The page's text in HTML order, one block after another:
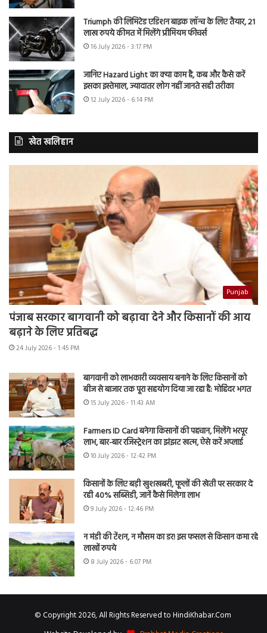
Triumph की लिमिटेड एडिशन बाइक लॉन्च के लिए तैयार, 21
लाख रुपये कीमत में मिलेंगे प्रीमियम फीचर्स
16 July 2026 - 3:17 PM
जानिए Hazard Light का क्या काम है, कब और कैसे करें
इसका इस्तेमाल, ज्यादातर लोग नहीं जानते सही तरीका
12 July 2026 - 6:14 PM
खेत खलिहान
Punjab
पंजाब सरकार बागवानी को बढ़ावा देने और किसानों की आय
बढ़ाने के लिए प्रतिबद्ध
24 July 2026 - 1:45 PM
बागवानी को लाभकारी व्यवसाय बनाने के लिए किसानों को
बीज से बाजार तक पूरा सहयोग दिया जा रहा है: मोहिंदर भगत
15 July 2026 - 11:43 AM
Farmers ID Card बनेगा किसानों की पहचान, मिलेंगे भरपूर
लाभ, बार-बार रजिस्ट्रेशन का झंझट खत्म, ऐसे करें अप्लाई
10 July 2026 - 12:42 PM
किसानों के लिए बड़ी खुशखबरी, फूलों की खेती पर सरकार दे
रही 40% सब्सिडी, जानें कैसे मिलेगा लाभ
9 July 2026 - 12:46 PM
न मंडी की टेंशन, न मौसम का डर! इस फसल से किसान कमा रहे
लाखों रुपये
8 July 2026 - 6:07 PM
© Copyright 2026, All Rights Reserved to HindiKhabar.Com